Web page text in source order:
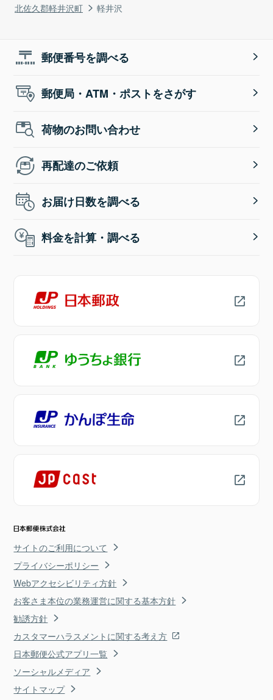
北佐久郡軽井沢町
軽井沢
郵便番号を調べる
郵便局・ATM・ポストをさがす
荷物のお問い合わせ
再配達のご依頼
お届け日数を調べる
料金を計算・調べる
サイトのご利用について
プライバシーポリシー
Webアクセシビリティ方針
お客さま本位の業務運営に関する基本方針
勧誘方針
カスタマーハラスメントに関する考え方
日本郵便公式アプリ一覧
ソーシャルメディア
サイトマップ